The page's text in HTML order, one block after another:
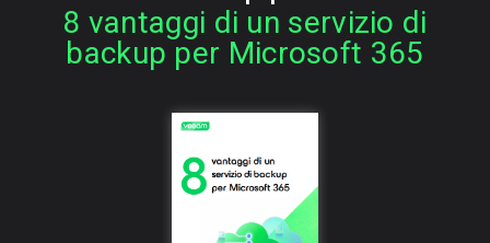
8 vantaggi di un servizio di
backup per Microsoft 365